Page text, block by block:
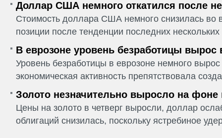
Доллар США немного откатился после
Стоимость доллара США немного снизилась во
позиции после тенденции последних
В еврозоне уровень безработицы вырос
Уровень безработицы в еврозоне немного
экономическая активность препятствовала
Золото незначительно выросло на фоне
Цены на золото в четверг выросли, доллар
облигаций снизилась, поскольку ястребиное